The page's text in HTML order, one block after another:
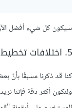
سيكون كل شيء أفضل
5. اختلافات تخطيط الصفحة باستخدام تقنيات CSS2
كنا قد ذكرنا مسبقًا بأنّ
ولنكون أكثر دقة فإننا